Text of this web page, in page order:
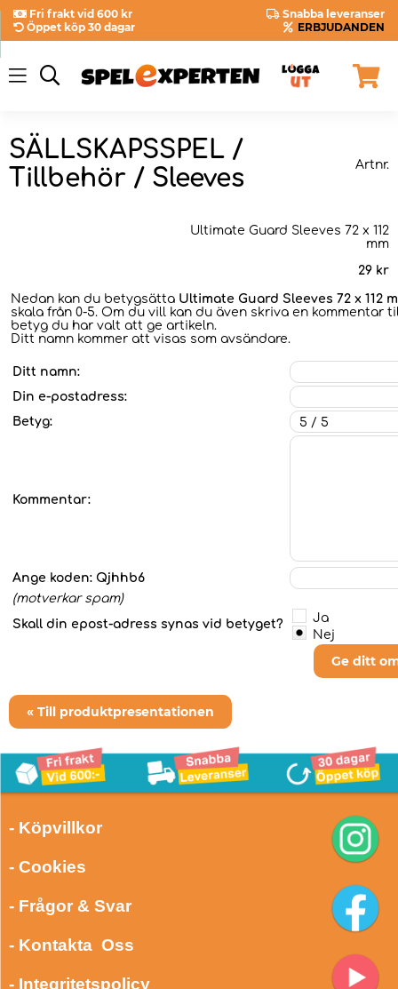
Fri frakt vid 600 kr
Snabba leveranser
Öppet köp 30 dagar
ERBJUDANDEN
SÄLLSKAPSSPEL /
Tillbehör / Sleeves
Artnr.
Ultimate Guard Sleeves 72 x 112
mm
29 kr
Nedan kan du betygsätta Ultimate Guard Sleeves 72 x 112
skala från 0-5. Om du vill kan du även skriva en kommentar
betyg du har valt att ge artikeln.
Ditt namn kommer att visas som avsändare.
Ditt namn:
Din e-postadress:
Betyg:
Kommentar:
Ange koden: Qjhhb6
(motverkar spam)
Skall din epost-adress synas vid betyget?
Ja
Nej
Ge ditt
« Till produktpresentationen
- Köpvillkor
- Cookies
- Frågor & Svar
- Kontakta Oss
- Integritetspolicy